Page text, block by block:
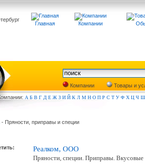
Главная Компании
Компании
Товары и
нии: А Б В Г Д Е Ж З И Й К Л М Н О П Р С Т У Ф Х Ц Ч Ш
- Пряности, приправы и специи
Реалком, ООО
Пряности, специи. Приправы. Вкусовые